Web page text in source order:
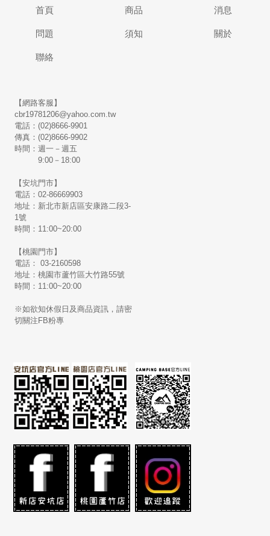
首頁 商品 消息
問題 須知 關於
聯絡
【網路客服】
cbr19781206@yahoo.com.tw
電話：(02)8666-9901
傳真：(02)8666-9902
時間：週一－週五
9:00－18:00
【安坑門市】
電話：02-86669903
地址：新北市新店區安康路二段3-
1號
時間：11:00~20:00
【桃園門市】
電話： 03-2160598
地址：桃園市蘆竹區大竹路55號
時間：11:00~20:00
※如欲知休假日及商品資訊，請密
切關注FB粉專